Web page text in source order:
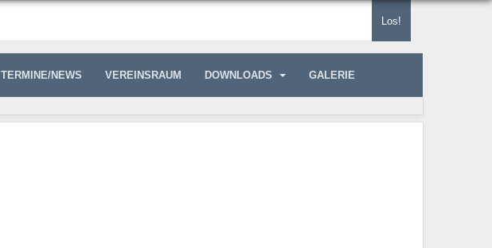
Los!
TERMINE/NEWS VEREINSRAUM DOWNLOADS GALERIE